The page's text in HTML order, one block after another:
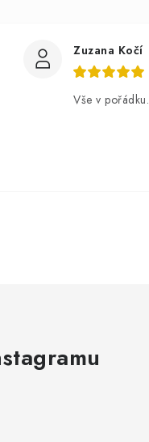
Zuzana Kočí
Vše v pořádku.